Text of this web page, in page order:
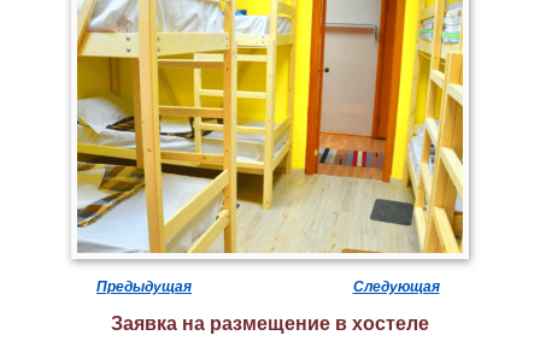
Предыдущая Следующая
Заявка на размещение в хостеле